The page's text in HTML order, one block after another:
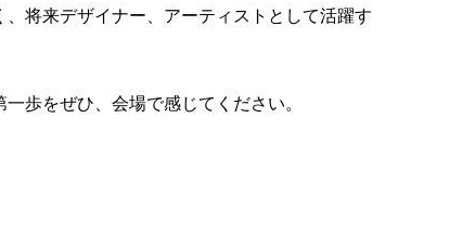
将来デザイナー、アーティストとして活躍す
歩をぜひ、会場で感じてください。